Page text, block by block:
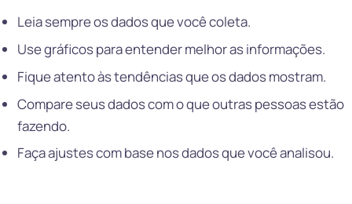
Leia sempre os dados que você coleta.
Use gráficos para entender melhor as informações.
Fique atento às tendências que os dados mostram.
Compare seus dados com o que outras pessoas estão
fazendo.
Faça ajustes com base nos dados que você analisou.